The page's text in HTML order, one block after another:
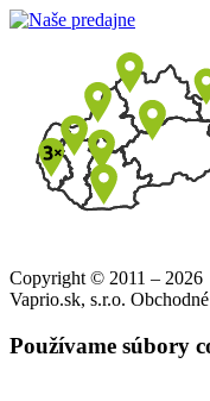
Copyright © 2011 – 2026
Vaprio.sk, s.r.o.
Používame súbory